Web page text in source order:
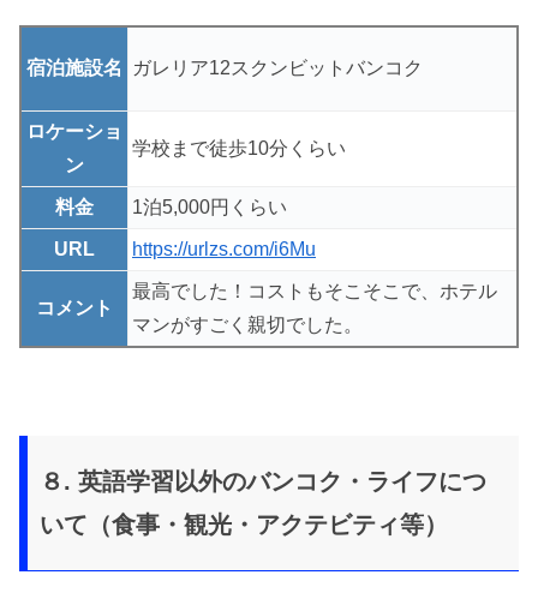
宿泊施設名 ガレリア12スクンビットバンコク
ロケーショ
ン
学校まで徒歩10分くらい
料金 1泊5,000円くらい
URL https://urlzs.com/i6Mu
コメント
最高でした！コストもそこそこで、ホテル
マンがすごく親切でした。
８. 英語学習以外のバンコク・ライフにつ
いて（食事・観光・アクテビティ等）